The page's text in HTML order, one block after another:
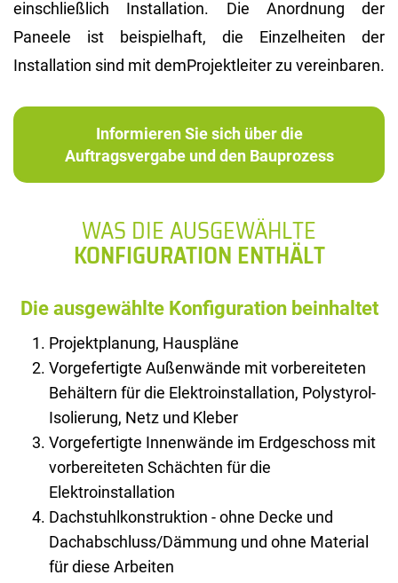
einschließlich Installation. Die Anordnung der
Paneele ist beispielhaft, die Einzelheiten der
Installation sind mit demProjektleiter zu vereinbaren.
Informieren Sie sich über die
Auftragsvergabe und den Bauprozess
WAS DIE AUSGEWÄHLTE
KONFIGURATION ENTHÄLT
Die ausgewählte Konfiguration beinhaltet
Projektplanung, Hauspläne
Vorgefertigte Außenwände mit vorbereiteten
Behältern für die Elektroinstallation, Polystyrol-
Isolierung, Netz und Kleber
Vorgefertigte Innenwände im Erdgeschoss mit
vorbereiteten Schächten für die
Elektroinstallation
Dachstuhlkonstruktion - ohne Decke und
Dachabschluss/Dämmung und ohne Material
für diese Arbeiten